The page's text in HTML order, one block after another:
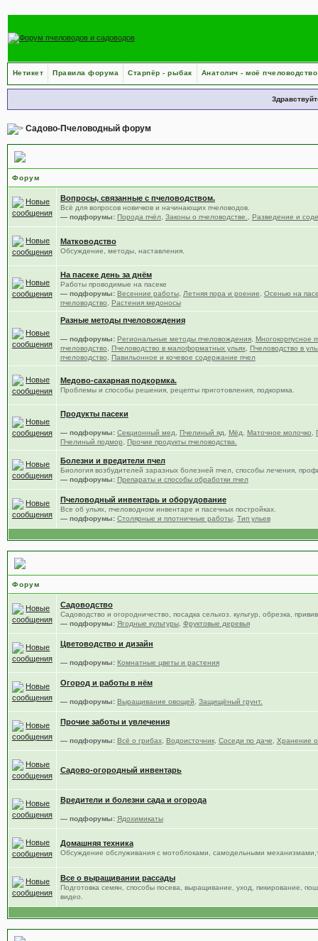
Нетикет Правила форума Старпёр - рыбак Анатолич - моё пчеловодство
Садово-Пчеловодный форум
Форум
Вопросы, связанные с пчеловодством.
Всё для вопросов новичков и начинающих пчеловодов.
— подфорумы: Порода пчёл Законы о пчеловодстве. Разведение и
Матководство
Обсуждение, методы, наставления.
На пасеке день за днём
Работы проводимые на пасеке
— подфорумы: Весенние работы, Летняя пора и роение
Осенью на
пчеловодство
Растения медоносы
Разные методы пчеловождения
— подфорумы: Региональные методы пчеловождения, Многокорпусное
пчеловодство
Пчеловодство в малоформатных ульях, Пчеловодство в
пчеловодство
Павильонное и кочевое содержание пчел
Медово-сахарная подкормка.
Проблемы и способы решения, рецепты приготовления, подкормка.
Продукты пасеки
— подфорумы: Секционный мед Пчелиный яд Мёд Маточное молочко
Пчелиный подмор
Прочие продукты пчеловодства.
Болезни и вредители пчел
Биология возбудителей заразных болезней пчел, способы лечения,
— подфорумы: Препараты и способы обработки пчел
Пчеловодный инвентарь и оборудование
Все об ульях, пчеловодном инвентаре и пасечных постройках.
— подфорумы: Столярные и плотничные работы, Тип ульев
Форум
Садоводство
Садоводство и огородничество, посадка сельхоз. культур, обрезка,
— подфорумы: Ягодные культуры, Фруктовые деревья
Цветоводство и дизайн
— подфорумы: Комнатные цветы и растения
Огород и работы в нём
— подфорумы: Выращивание овощей Защищёный грунт.
Прочие заботы и увлечения
— подфорумы: Всё о грибах, Водоисточник, Соседи по даче Хранение
Садово-огородный инвентарь
Вредители и болезни сада и огорода
— подфорумы: Ядохимикаты
Домашняя техника
Обсуждение обслуживания с мотоблоками, самодельными
Все о выращивании рассады
Подготовка семян, способы посева, выращивание, уход, пикирование,
видео.